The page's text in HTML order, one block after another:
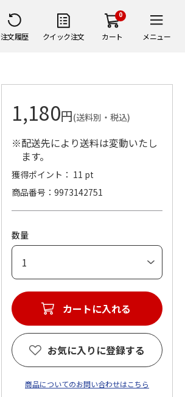
注文履歴 クイック注文
0
カート メニュー
1,180円(送料別・税込)
※配送先により送料は変動いたし
ます。
獲得ポイント： 11 pt
商品番号
9973142751
数量
カートに入れる
お気に入りに登録する
商品についてのお問い合わせはこちら